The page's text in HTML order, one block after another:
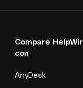
Compare
con
AnyDesk